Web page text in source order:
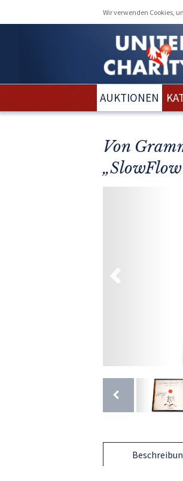
Wir verwenden Cookies,
AUKTIONEN
Von